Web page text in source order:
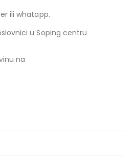
ili whatapp.
u Soping centru
na